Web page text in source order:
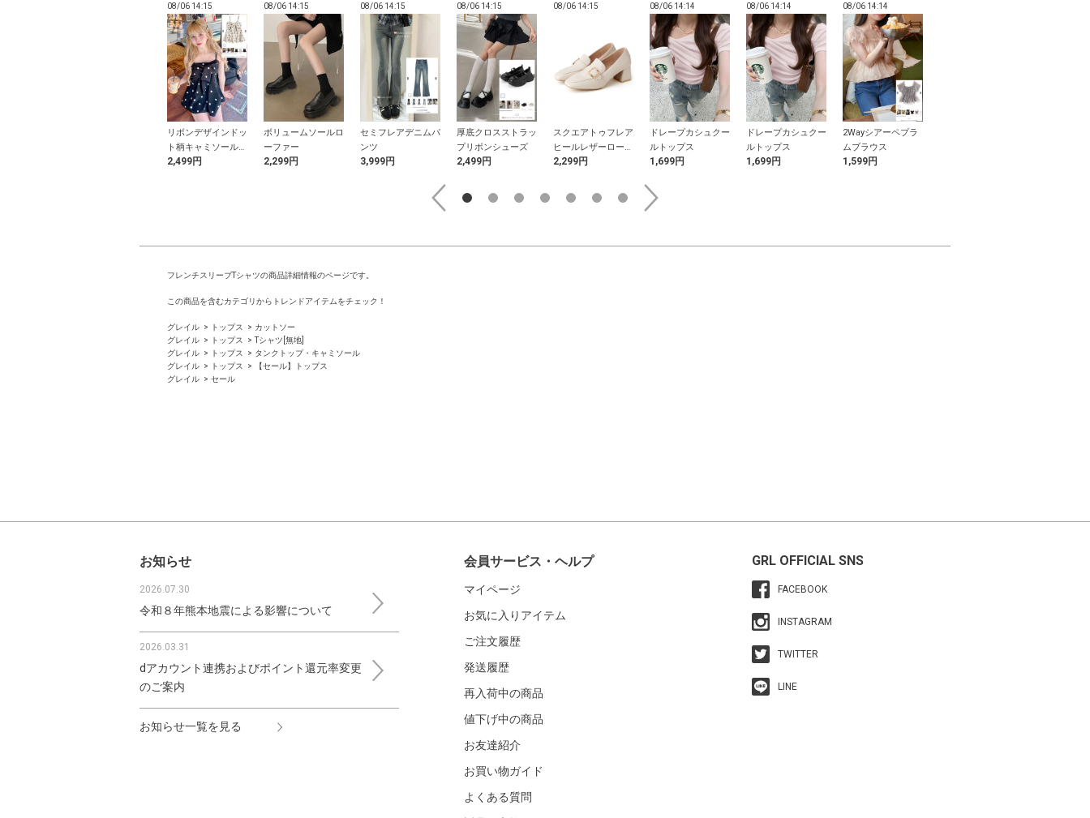
08/06 14:15
リボンデザインドッ
ト柄キャミソールト
ップス
2,499円
08/06 14:15
ボリュームソールロ
ーファー
2,299円
08/06 14:15
セミフレアデニムパ
ンツ
3,999円
08/06 14:15
厚底クロスストラッ
プリボンシューズ
2,499円
08/06 14:15
スクエアトゥフレア
ヒールレザーローフ
ァー
2,299円
08/06 14:14
ドレープカシュクー
ルトップス
1,699円
08/06 14:14
ドレープカシュクー
ルトップス
1,699円
08/06 14:14
2Wayシアーペプラ
ムブラウス
1,599円
フレンチスリーブTシャツの商品詳細情報のページです。
この商品を含むカテゴリからトレンドアイテムをチェック！
グレイル トップス
カットソー
グレイル
トップス
Tシャツ[無地]
グレイル
トップス
タンクトップ・キャミソール
グレイル
トップス
【セール】トップス
グレイル
セール
お知らせ
2026.07.30
令和８年熊本地震による影響について
2026.03.31
dアカウント連携およびポイント還元率変更
のご案内
お知らせ一覧を見る
会員サービス・ヘルプ
マイページ
お気に入りアイテム
ご注文履歴
発送履歴
再入荷中の商品
値下げ中の商品
お友達紹介
お買い物ガイド
よくある質問
GRL OFFICIAL SNS
FACEBOOK
INSTAGRAM
TWITTER
LINE